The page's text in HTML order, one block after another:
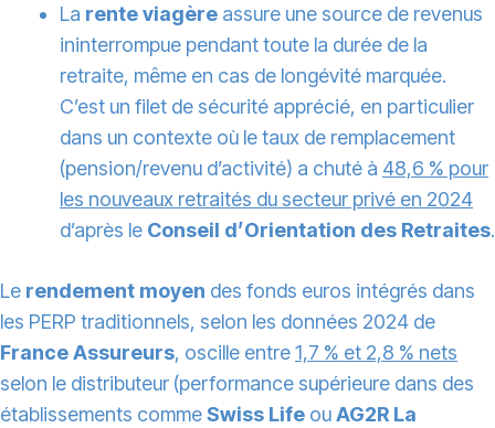
La rente viagère assure une source de revenus
ininterrompue pendant toute la durée de la
retraite, même en cas de longévité marquée.
C’est un filet de sécurité apprécié, en particulier
dans un contexte où le taux de remplacement
(pension/revenu d’activité) a chuté à 48,6 % pour
les nouveaux retraités du secteur privé en 2024
d’après le Conseil d’Orientation des Retraites.
Le rendement moyen des fonds euros intégrés dans
les PERP traditionnels, selon les données 2024 de
France Assureurs, oscille entre1,7 % et 2,8 % nets
selon le distributeur (performance supérieure dans des
établissements commeSwiss Life ouAG2R La